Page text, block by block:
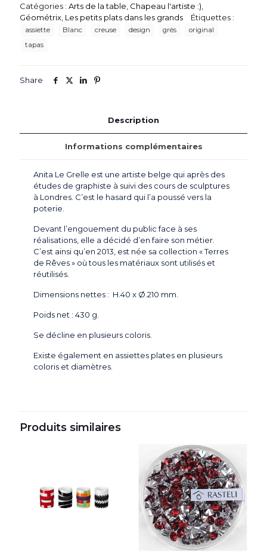
"Anita
Le
Grelle"
Rust
Catégories : Arts de la table Chapeau l'artiste :)
Géométrix Les petits plats dans les grands Étiquettes :
assiette Blanc creuse design grès
original
tapas
Share
Description
Informations complémentaires
Anita Le Grelle est une artiste belge qui après des
études de graphiste à suivi des cours de sculptures
à Londres. C’est le hasard qui l’a poussé vers la
poterie.
Devant l’engouement du public face à ses
réalisations, elle a décidé d’en faire son métier.
C’est ainsi qu’en 2013, est née sa collection « Terres
de Rêves » où tous les matériaux sont utilisés et
réutilisés.
Dimensions nettes : H.40 x Ø.210 mm.
Poids net : 430 g.
Se décline en plusieurs coloris.
Existe également en assiettes plates en plusieurs
coloris et diamètres.
Produits similaires